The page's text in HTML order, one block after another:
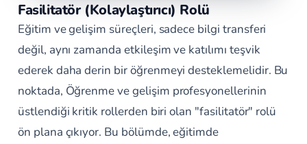
Fasilitatör (Kolaylaştırıcı) Rolü
Eğitim ve gelişim süreçleri, sadece bilgi transferi
değil, aynı zamanda etkileşim ve katılımı teşvik
ederek daha derin bir öğrenmeyi desteklemelidir. Bu
noktada, Öğrenme ve gelişim profesyonellerinin
üstlendiği kritik rollerden biri olan "fasilitatör" rolü
ön plana çıkıyor. Bu bölümde, eğitimde